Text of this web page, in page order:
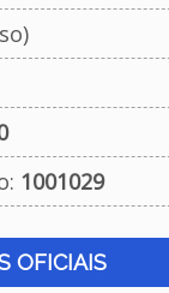
1001029
OFICIAIS